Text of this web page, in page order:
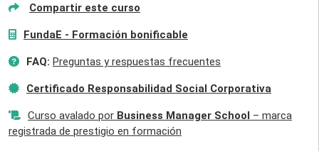
Compartir este curso
FundaE - Formación bonificable
FAQ: Preguntas y respuestas frecuentes
Certificado Responsabilidad Social Corporativa
Curso avalado por Business Manager School – marca
registrada de prestigio en formación